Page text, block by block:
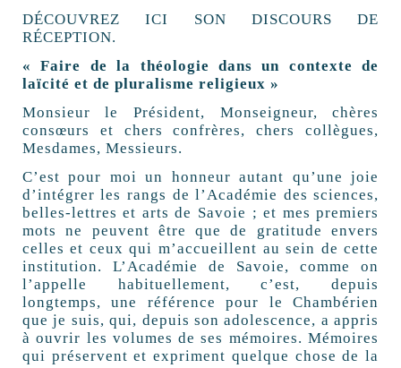
DÉCOUVREZ ICI SON DISCOURS DE
RÉCEPTION.
« Faire de la théologie dans un contexte de
laïcité et de pluralisme religieux »
Monsieur le Président, Monseigneur, chères
consœurs et chers confrères, chers collègues,
Mesdames, Messieurs.
C’est pour moi un honneur autant qu’une joie
d’intégrer les rangs de l’Académie des sciences,
belles-lettres et arts de Savoie ; et mes premiers
mots ne peuvent être que de gratitude envers
celles et ceux qui m’accueillent au sein de cette
institution. L’Académie de Savoie, comme on
l’appelle habituellement, c’est, depuis
longtemps, une référence pour le Chambérien
que je suis, qui, depuis son adolescence, a appris
à ouvrir les volumes de ses mémoires. Mémoires
qui préservent et expriment quelque chose de la